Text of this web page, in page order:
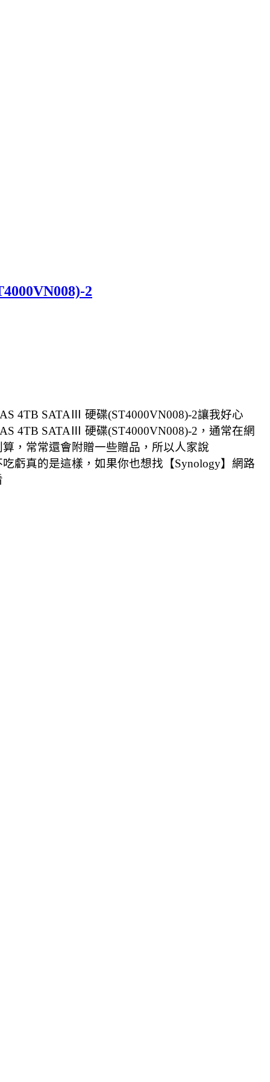
2
4TB SATAⅢ 硬碟(ST4000VN008)-2讓我好心
4TB SATAⅢ 硬碟(ST4000VN008)-2，通常在網
，常常還會附贈一些贈品，所以人家說
虧真的是這樣，如果你也想找【Synology】網路